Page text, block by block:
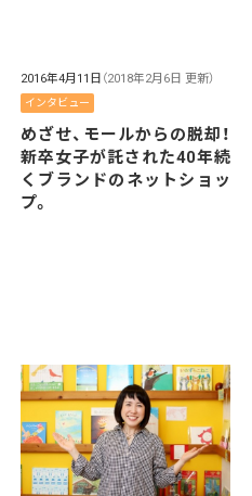
2016年4月11日 （2018年2月6日 更新）
インタビュー
めざせ、モールからの脱却！
新卒女子が託された40年続
くブランドのネットショッ
プ。